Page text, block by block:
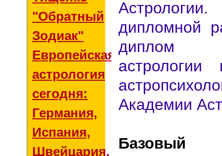
"Обратный
Зодиак"
Европейская
астрология
сегодня:
Германия,
Испания,
Швейцария,
дипломной
диплом
Академии
Базовый